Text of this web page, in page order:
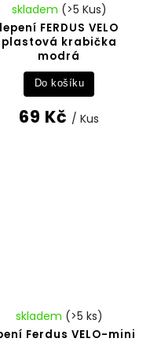
lepení FERDUS VELO
plastová krabička
modrá
skladem (>5 Kus)
69 Kč / Kus
Do košíku
Ferdus VELO-mini
skladem (>5 ks)